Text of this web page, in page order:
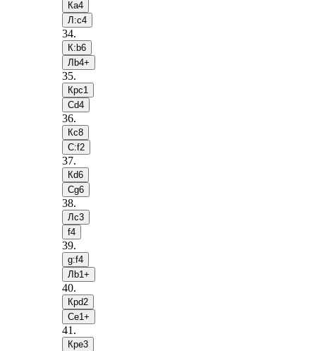
Кa4
Л:c4
34.
К:b6
Лb4+
35.
Крc1
Сd4
36.
Кc8
С:f2
37.
Кd6
Сg6
38.
Лc3
f4
39.
g:f4
Лb1+
40.
Крd2
Сe1+
41 .
Крe3